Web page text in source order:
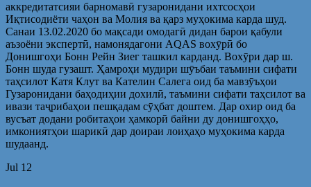
аккредитатсияи барномавӣ гузаронидани ихтсосҳои
Иқтисодиёти чаҳон ва Молия ва қарз муҳокима карда шуд.
Санаи 13.02.2020 бо мақсади омодагӣ дидан барои қабули
аъзоёни экспертӣ, намонядагони AQAS вохӯрӣ бо
Донишгоҳи Бонн Рейн Зиег ташкил карданд. Вохӯри дар ш.
Бонн шуда гузашт. Ҳамроҳи мудири шӯъбаи таъмини сифати
таҳсилот Катя Клут ва Кателин Салега оид ба мавзӯъҳои
Гузаронидани баҳодиҳии дохилӣ, таъмини сифати таҳсилот ва
ивази таҷрибаҳои пешқадам сӯҳбат доштем. Дар охир оид ба
вусъат додани робитаҳои ҳамкорӣ байни ду донишгоҳҳо,
имкониятҳои шарикӣ дар доираи лоиҳаҳо муҳокима карда
шудаанд.
Jul 12